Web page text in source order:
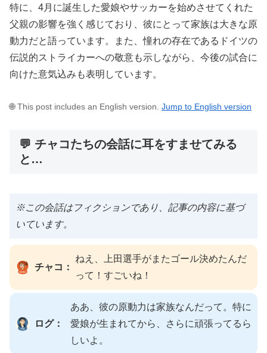
特に、4月に誕生した愛娘やサッカーを始めさせてくれた
父親の影響を強く感じており、彼にとって家族は大きな原
動力だと語っています。また、憧れの存在であるドイツの
伝説的ストライカーへの敬意も示しながら、今後の試合に
向けた意気込みも表明しています。
🌐 This post includes an English version. Jump to English version
💬 チャコたちの会話に耳をすませてみる
と…
※この会話はフィクションであり、記事の内容に基づ
いています。
チャコ：
ねえ、上田選手がまたゴール決めたんだ
って！すごいね！
ログ：
ああ、彼の原動力は家族なんだって。特に
愛娘が生まれてから、さらに頑張ってるら
しいよ。